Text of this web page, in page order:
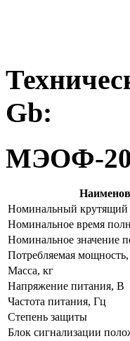
Gb:
МЭОФ-
Номинальный крутящий
Номинальное время
Номинальное значение
Потребляемая
Масса, кг
Напряжение питания, В
Частота питания, Гц
Степень защиты
Блок сигнализации